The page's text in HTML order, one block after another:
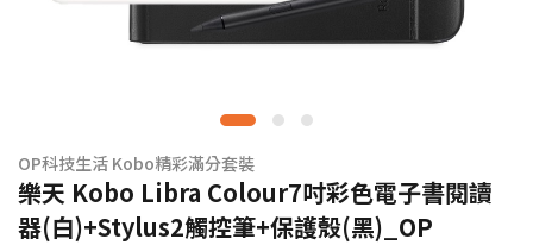
OP科技生活 Kobo精彩滿分套裝
樂天 Kobo Libra Colour7吋彩色電子書閱讀
器(白)+Stylus2觸控筆+保護殼(黑)_OP